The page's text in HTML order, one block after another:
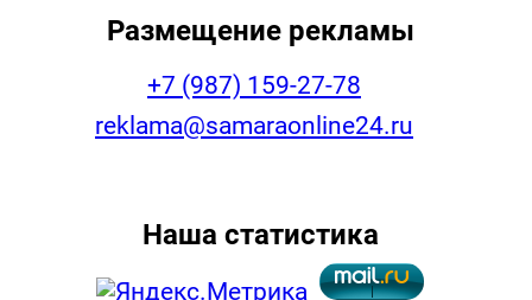
Размещение рекламы
+7 (987) 159-27-78
reklama@samaraonline24.ru
Наша статистика